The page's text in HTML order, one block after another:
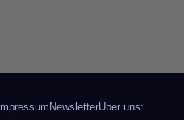
Impressum NewsletterÜber uns: